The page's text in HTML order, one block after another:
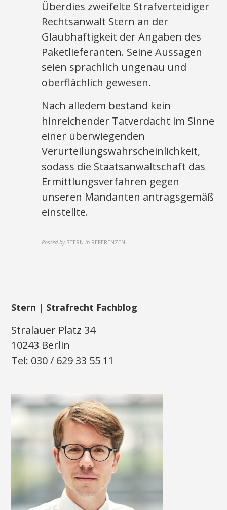
Überdies zweifelte Strafverteidiger
Rechtsanwalt Stern an der
Glaubhaftigkeit der Angaben des
Paketlieferanten. Seine Aussagen
seien sprachlich ungenau und
oberflächlich gewesen.
Nach alledem bestand kein
hinreichender Tatverdacht im Sinne
einer überwiegenden
Verurteilungswahrscheinlichkeit,
sodass die Staatsanwaltschaft das
Ermittlungsverfahren gegen
unseren Mandanten antragsgemäß
einstellte.
Posted by STERN in REFERENZEN
Stern | Strafrecht Fachblog
Stralauer Platz 34
10243 Berlin
Tel: 030 / 629 33 55 11